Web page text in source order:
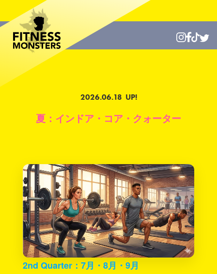
2026.06.18 UP!
夏：インドア・コア・クォーター
2nd Quarter：7月・8月・9月